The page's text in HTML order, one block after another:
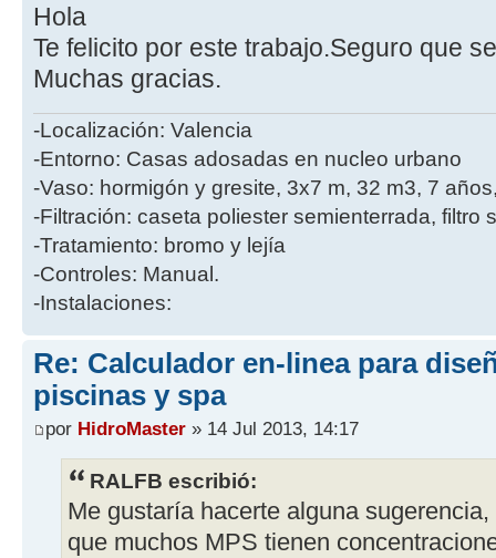
Hola
Te felicito por este trabajo.Seguro que
Muchas gracias.
-Localización: Valencia
-Entorno: Casas adosadas en nucleo urbano
-Vaso: hormigón y gresite, 3x7 m, 32 m3, 7
-Filtración: caseta poliester semienterrada, filtro
-Tratamiento: bromo y lejía
-Controles: Manual.
-Instalaciones:
Re: Calculador en-linea para
piscinas y spa
por HidroMaster » 14 Jul 2013, 14:17
RALFB escribió:
Me gustaría hacerte alguna
que muchos MPS tienen